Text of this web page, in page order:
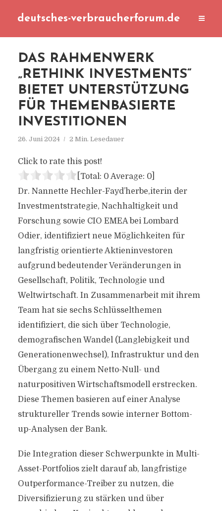
deutsches-verbraucherforum.de
DAS RAHMENWERK
„RETHINK INVESTMENTS“
BIETET UNTERSTÜTZUNG
FÜR THEMENBASIERTE
INVESTITIONEN
26. Juni 2024 2 Min. Lesedauer
Click to rate this post!
[Total: 0 Average: 0]
Dr. Nannette Hechler-Fayd’herbe,iterin der
Investmentstrategie, Nachhaltigkeit und
Forschung sowie CIO EMEA bei Lombard
Odier, identifiziert neue Möglichkeiten für
langfristig orientierte Aktieninvestoren
aufgrund bedeutender Veränderungen in
Gesellschaft, Politik, Technologie und
Weltwirtschaft. In Zusammenarbeit mit ihrem
Team hat sie sechs Schlüsselthemen
identifiziert, die sich über Technologie,
demografischen Wandel (Langlebigkeit und
Generationenwechsel), Infrastruktur und den
Übergang zu einem Netto-Null- und
naturpositiven Wirtschaftsmodell erstrecken.
Diese Themen basieren auf einer Analyse
struktureller Trends sowie interner Bottom-
up-Analysen der Bank.
Die Integration dieser Schwerpunkte in Multi-
Asset-Portfolios zielt darauf ab, langfristige
Outperformance-Treiber zu nutzen, die
Diversifizierung zu stärken und über